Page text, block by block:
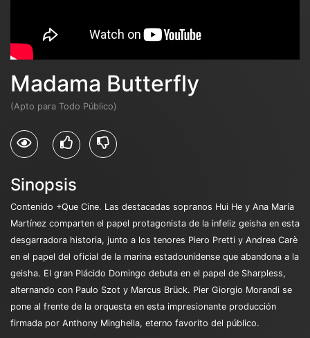
Madama Butterfly
(Apto para Todo Público)
Sinopsis
Contenido +Que Cine. Las destacadas sopranos Hui He y Ana María
Martínez comparten el papel protagonista de la infeliz geisha en esta
desgarradora historia, junto a los tenores Piero Pretti y Andrea Carè
en el papel del oficial de la marina estadounidense que abandona a la
geisha. El gran Plácido Domingo debuta en el papel de Sharpless,
alternando con Paulo Szot y Marcus Brück. Pier Giorgio Morandi se
pone al frente de la orquesta en esta impresionante producción
firmada por Anthony Minghella, eterno favorito del público.